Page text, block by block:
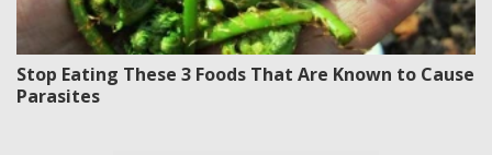
Stop Eating These 3 Foods That Are Known to Cause
Parasites